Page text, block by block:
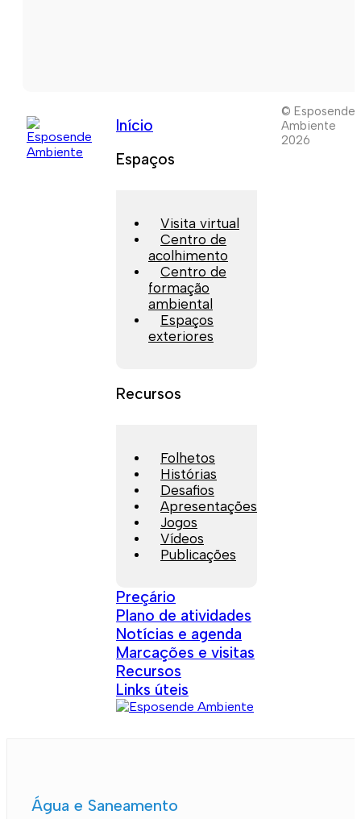
Início
Espaços
Visita virtual
Centro de
acolhimento
Centro de
formação
ambiental
Espaços
exteriores
Recursos
Folhetos
Histórias
Desafios
Apresentações
Jogos
Vídeos
Publicações
Preçário
Plano de atividades
Notícias e agenda
Marcações e visitas
Recursos
Links úteis
© Esposende
Ambiente
2026
Água e Saneamento